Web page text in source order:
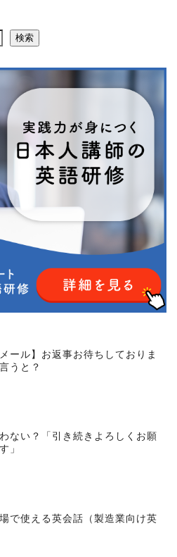
検索
メール】お返事お待ちしておりま
うと？
ない？「引き続きよろしくお願
」
で使える英会話（製造業向け英